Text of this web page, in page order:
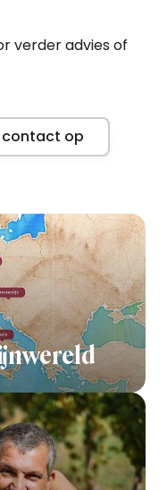
verder advies of
contact op